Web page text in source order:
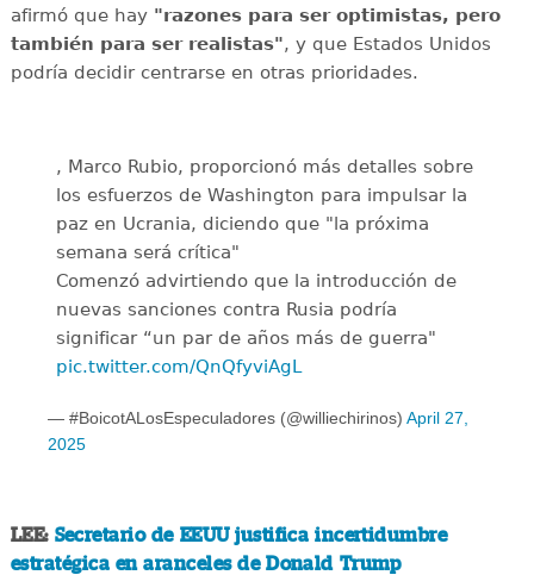
afirmó que hay "razones para ser optimistas, pero
también para ser realistas", y que Estados Unidos
podría decidir centrarse en otras prioridades.
, Marco Rubio, proporcionó más detalles sobre
los esfuerzos de Washington para impulsar la
paz en Ucrania, diciendo que "la próxima
semana será crítica"
Comenzó advirtiendo que la introducción de
nuevas sanciones contra Rusia podría
significar “un par de años más de guerra"
pic.twitter.com/QnQfyviAgL
— #BoicotALosEspeculadores️️ (@williechirinos) April 27,
2025
LEE: Secretario de EEUU justifica incertidumbre
estratégica en aranceles de Donald Trump